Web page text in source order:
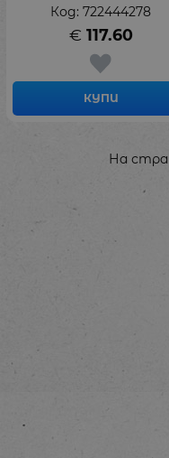
Код: 722444278
117.60
€
КУПИ
На